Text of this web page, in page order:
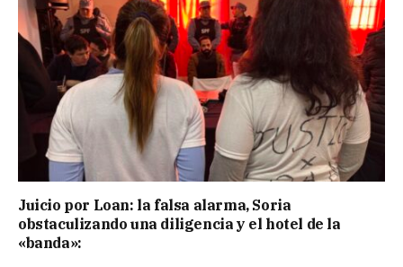
Juicio por Loan: la falsa alarma, Soria
obstaculizando una diligencia y el hotel de la
«banda»: